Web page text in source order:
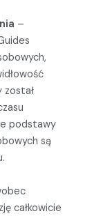
–
został
podstawy
są
całkowicie